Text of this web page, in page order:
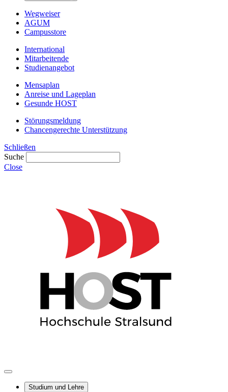
Wegweiser
AGUM
Campusstore
International
Mitarbeitende
Studienangebot
Mensaplan
Anreise und Lageplan
Gesunde HOST
Störungsmeldung
Chancengerechte Unterstützung
Schließen
Suche
Close
Studium und Lehre